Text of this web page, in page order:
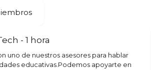
- 1 hora
uno de nuestros asesores para hablar
educativas.Podemos apoyarte en